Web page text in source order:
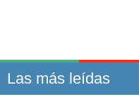
Las más leídas